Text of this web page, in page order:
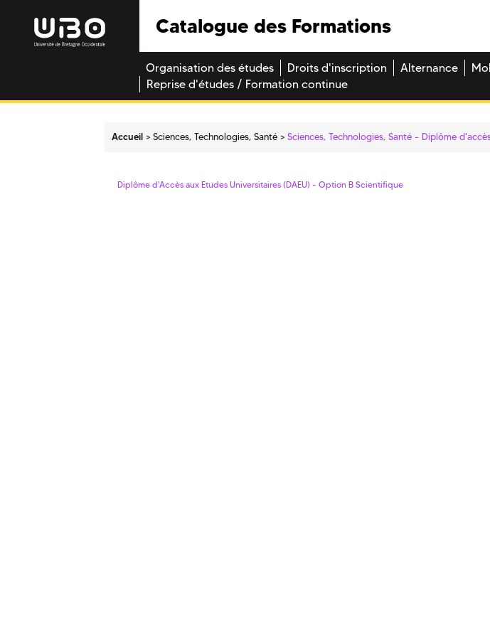
Catalogue des Formations
Organisation des études Droits d'inscription Alternance
Reprise d'études / Formation continue
Accueil Sciences, Technologies, Santé Sciences, Technologies, Santé - Diplôme
Diplôme d'Accès aux Etudes Universitaires (DAEU) - Option B Scientifique